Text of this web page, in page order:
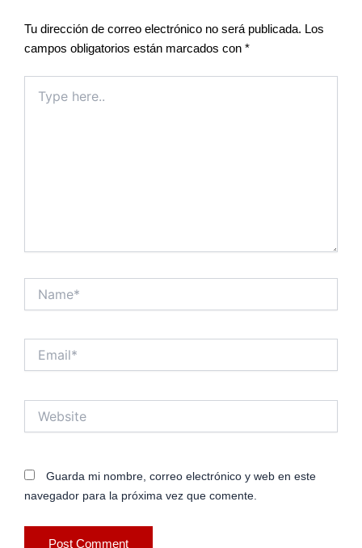
Tu dirección de correo electrónico no será publicada. Los
campos obligatorios están marcados con *
here..
Guarda mi nombre, correo electrónico y web en este
navegador para la próxima vez que comente.